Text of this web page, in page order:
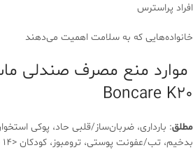
افراد پراسترس
خانواده‌هایی که به سلامت اهمیت می‌دهند
موارد منع مصرف صندلی
Boncare K20
مطلق: بارداری، ضربان‌ساز/قلبی حاد، پوکی
بدخیم، تب/عفونت پوستی، ترومبوز، کودکان <14 سال، جراحی اخیر